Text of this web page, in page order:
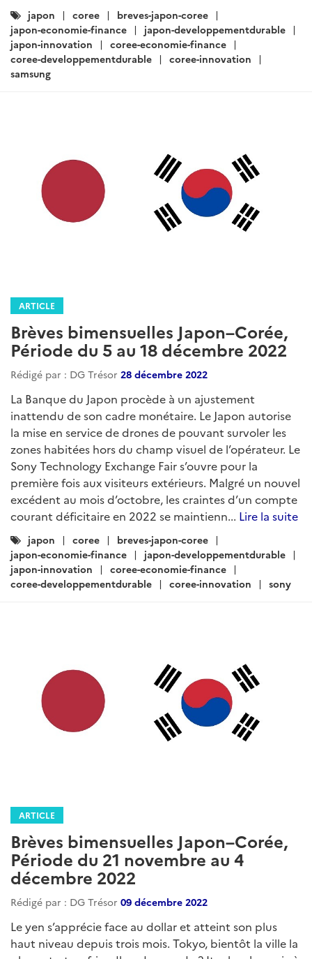
Catégories
:
japon coree
breves-japon-coree
japon-economie-finance
japon-developpementdurable
japon-innovation
coree-economie-finance
coree-developpementdurable
coree-innovation
samsung
ARTICLE
Brèves bimensuelles Japon–Corée,
Période du 5 au 18 décembre 2022
Rédigé par : DG Trésor 28 décembre 2022
La Banque du Japon procède à un ajustement
inattendu de son cadre monétaire. Le Japon autorise
la mise en service de drones de pouvant survoler les
zones habitées hors du champ visuel de l’opérateur. Le
Sony Technology Exchange Fair s’ouvre pour la
première fois aux visiteurs extérieurs. Malgré un nouvel
excédent au mois d’octobre, les craintes d’un compte
courant déficitaire en 2022 se maintienn... Lire la suite
Catégories
:
japon coree
breves-japon-coree
japon-economie-finance
japon-developpementdurable
japon-innovation
coree-economie-finance
coree-developpementdurable
coree-innovation sony
ARTICLE
Brèves bimensuelles Japon–Corée,
Période du 21 novembre au 4
décembre 2022
Rédigé par : DG Trésor 09 décembre 2022
Le yen s’apprécie face au dollar et atteint son plus
haut niveau depuis trois mois. Tokyo, bientôt la ville la